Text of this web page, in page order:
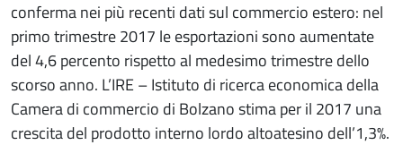
conferma nei più recenti dati sul commercio estero: nel
primo trimestre 2017 le esportazioni sono aumentate
del 4,6 percento rispetto al medesimo trimestre dello
scorso anno. L’IRE – Istituto di ricerca economica della
Camera di commercio di Bolzano stima per il 2017 una
crescita del prodotto interno lordo altoatesino dell’1,3%.